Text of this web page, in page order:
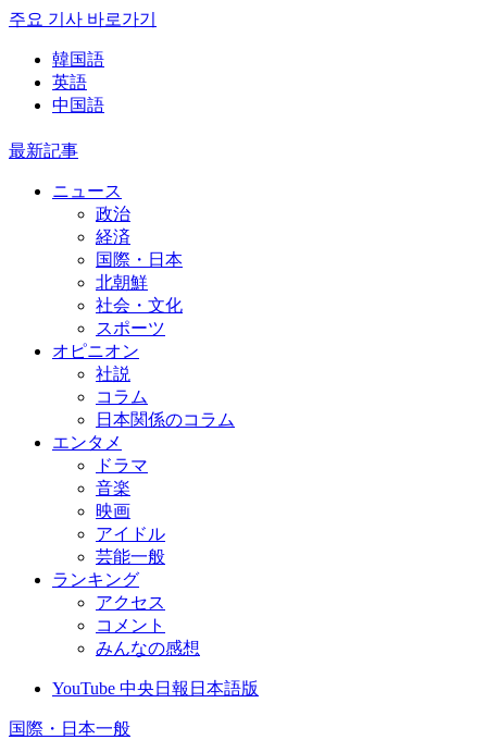
주요 기사 바로가기
韓国語
英語
中国語
最新記事
ニュース
政治
経済
国際・日本
北朝鮮
社会・文化
スポーツ
オピニオン
社説
コラム
日本関係のコラム
エンタメ
ドラマ
音楽
映画
アイドル
芸能一般
ランキング
アクセス
コメント
みんなの感想
YouTube 中央日報日本語版
国際・日本一般